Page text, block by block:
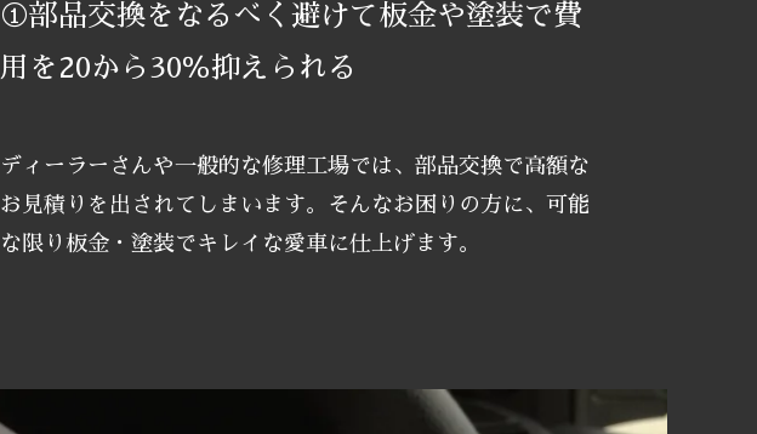
①部品交換をなるべく避けて板金や塗装で費
用を20から30％抑えられる
ディーラーさんや一般的な修理工場では、部品交換で高額な
お見積りを出されてしまいます。そんなお困りの方に、可能
な限り板金・塗装でキレイな愛車に仕上げます。